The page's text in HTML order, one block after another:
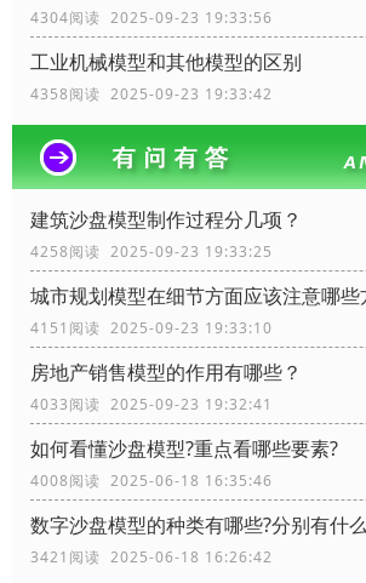
4304阅读 2025-09-23 19:33:56
工业机械模型和其他模型的区别
4358阅读 2025-09-23 19:33:42
建筑沙盘模型制作过程分几项？
4258阅读 2025-09-23 19:33:25
城市规划模型在细节方面应该注意哪些
4151阅读 2025-09-23 19:33:10
房地产销售模型的作用有哪些？
4033阅读 2025-09-23 19:32:41
如何看懂沙盘模型?重点看哪些要素?
4008阅读 2025-06-18 16:35:46
数字沙盘模型的种类有哪些?分别有什
3421阅读 2025-06-18 16:26:42